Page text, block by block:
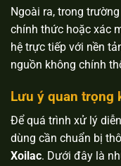
Ngoài ra, trong
chính thức hoặc xác
hệ trực tiếp với nền
nguồn không chính
Lưu ý quan trọng
Để quá trình xử lý
dùng cần chuẩn bị
Xoilac. Dưới đây là